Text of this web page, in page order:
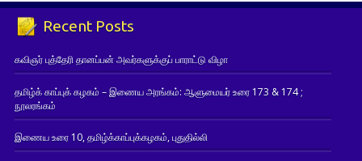
Recent Posts
கவிஞர் புத்தேரி தானப்பன் அவர்களுக்குப் பாராட்டு விழா
தமிழ்க் காப்புக் கழகம் – இணைய அரங்கம்: ஆளுமையர் உரை 173 & 174 ;
நூலரங்கம்
இணைய உரை 10, தமிழ்க்காப்புக்கழகம், புதுதில்லி